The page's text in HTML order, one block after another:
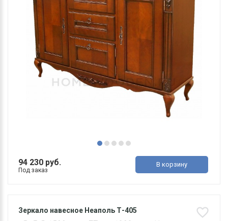
94 230 руб.
Под заказ
В корзину
Зеркало навесное Неаполь Т-405